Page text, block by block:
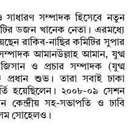
সাধারণ সম্পাদক হিসেবে নতুন
ডজন খানেক নেতা। এরমধ্যে
রাকিব-নাছির কমিটির সুপার
আমানউল্লাহ আমান, যুগ্ম
ও প্রচার সম্পাদক (যুগ্ম
প্রধান শুভ। তারা সবাই ঢাকা
হয়েছিলেন। ২০০৮-০৯ সেশন
কেন্দ্রীয় সহ-সভাপতি ও ঢাবি
সোহেলও।